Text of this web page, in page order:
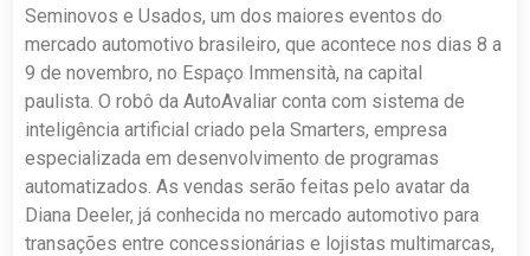
Seminovos e Usados, um dos maiores eventos do
mercado automotivo brasileiro, que acontece nos dias 8 a
9 de novembro, no Espaço Immensità, na capital
paulista. O robô da AutoAvaliar conta com sistema de
inteligência artificial criado pela Smarters, empresa
especializada em desenvolvimento de programas
automatizados. As vendas serão feitas pelo avatar da
Diana Deeler, já conhecida no mercado automotivo para
transações entre concessionárias e lojistas multimarcas,